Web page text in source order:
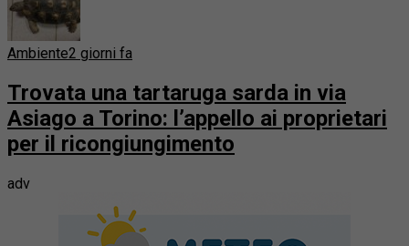
Ambiente2 giorni fa
Trovata una tartaruga sarda in via
Asiago a Torino: l’appello ai proprietari
per il ricongiungimento
adv